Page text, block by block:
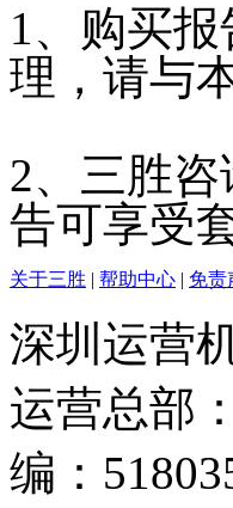
1、购买
理，请与
2、三胜
告可享受
关于三胜 | 帮助中心 | 免责
深圳运营
运营总部
编：